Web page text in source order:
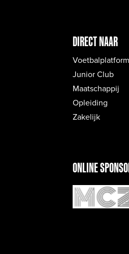
DIRECT NAAR
Voetbalplatform
Junior Club
Maatschappij
Opleiding
Zakelijk
ONLINE